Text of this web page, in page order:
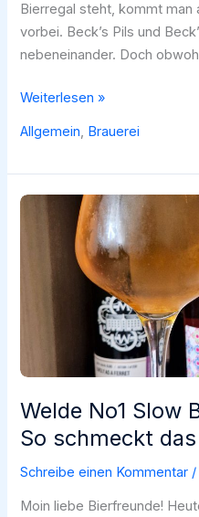
Bierregal steht, kommt man
vorbei. Beck’s Pils und
nebeneinander. Doch
Unterschiede
Beck’s
Weiterlesen »
Allgemein, Brauerei
Welde No1 Slow
So schmeckt
Schreibe einen Kommentar /
Moin liebe Bierfreunde!